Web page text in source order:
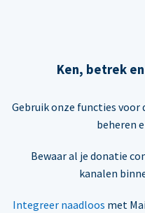
Ken, betrek
Gebruik onze functies
beheren
Bewaar al je donatie
kanalen
Integreer naadloos met